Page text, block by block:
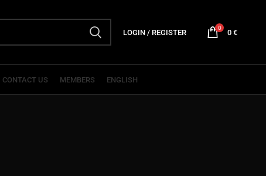
LOGIN / REGISTER 0 0€
CONTACT US MEMBERS ENGLISH